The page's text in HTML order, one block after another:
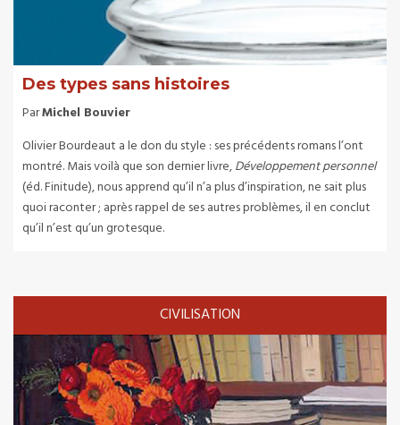
Des types sans histoires
ParMichel Bouvier
Olivier Bourdeaut a le don du style : ses précédents romans l’ont
montré. Mais voilà que son dernier livre,Développement personnel
(éd. Finitude), nous apprend qu’il n’a plus d’inspiration, ne sait plus
quoi raconter ; après rappel de ses autres problèmes, il en conclut
qu’il n’est qu’un grotesque.
CIVILISATION